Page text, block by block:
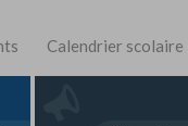
Calendrier scolaire